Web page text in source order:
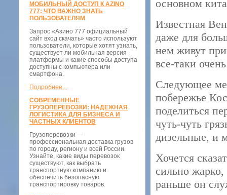
МОБИЛЬНЫЙ ДОСТУП К AZINO
777: ЧТО ВАЖНО ЗНАТЬ
ПОЛЬЗОВАТЕЛЯМ
Запрос «Азино 777 официальный
сайт вход скачать» часто используют
пользователи, которые хотят узнать,
существует ли мобильная версия
платформы и какие способы доступа
доступны с компьютера или
смартфона.
Подробнее...
СОВРЕМЕННЫЕ
ГРУЗОПЕРЕВОЗКИ: НАДЕЖНАЯ
ЛОГИСТИКА ДЛЯ БИЗНЕСА И
ЧАСТНЫХ КЛИЕНТОВ
Грузоперевозки —
профессиональная доставка грузов
по городу, региону и всей России.
Узнайте, какие виды перевозок
существуют, как выбрать
транспортную компанию и
обеспечить безопасную
транспортировку товаров.
основном
Известная
даже для
нем живут
все-таки
Следующее
побережье
поделиться
чуть-чуть
дизельные, и
Хочется
сильно
раньше он